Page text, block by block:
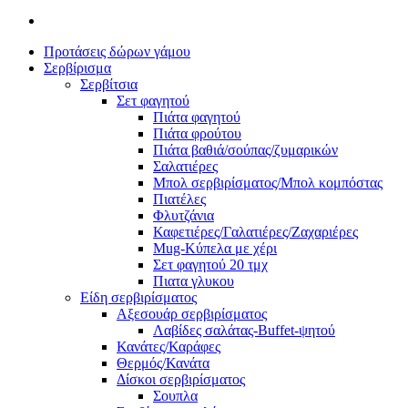
Προτάσεις δώρων γάμου
Σερβίρισμα
Σερβίτσια
Σετ φαγητού
Πιάτα φαγητού
Πιάτα φρούτου
Πιάτα βαθιά/σούπας/ζυμαρικών
Σαλατιέρες
Μπολ σερβιρίσματος/Μπολ κομπόστας
Πιατέλες
Φλυτζάνια
Καφετιέρες/Γαλατιέρες/Ζαχαριέρες
Mug-Κύπελα με χέρι
Σετ φαγητού 20 τμχ
Πιατα γλυκου
Είδη σερβιρίσματος
Αξεσουάρ σερβιρίσματος
Λαβίδες σαλάτας-Buffet-ψητού
Κανάτες/Καράφες
Θερμός/Κανάτα
Δίσκοι σερβιρίσματος
Σουπλα